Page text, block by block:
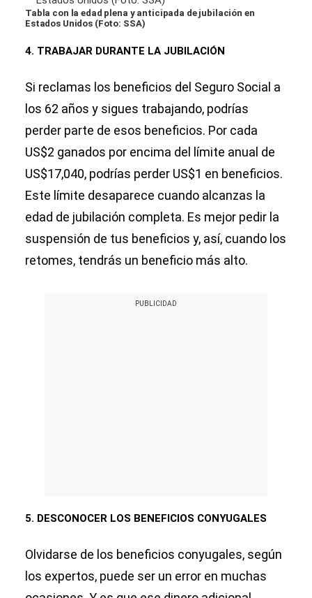
Tabla con la edad plena y anticipada de jubilación en
Estados Unidos (Foto: SSA)
4. TRABAJAR DURANTE LA JUBILACIÓN
Si reclamas los beneficios del Seguro Social a
los 62 años y sigues trabajando, podrías
perder parte de esos beneficios. Por cada
US$2 ganados por encima del límite anual de
US$17,040, podrías perder US$1 en beneficios.
Este límite desaparece cuando alcanzas la
edad de jubilación completa. Es mejor pedir la
suspensión de tus beneficios y, así, cuando los
retomes, tendrás un beneficio más alto.
5. DESCONOCER LOS BENEFICIOS CONYUGALES
Olvidarse de los beneficios conyugales, según
los expertos, puede ser un error en muchas